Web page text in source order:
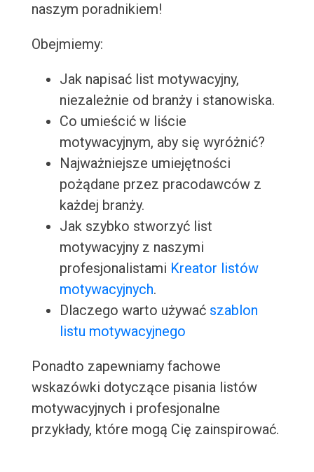
naszym poradnikiem!
Obejmiemy:
Jak napisać list motywacyjny,
niezależnie od branży i stanowiska.
Co umieścić w liście
motywacyjnym, aby się wyróżnić?
Najważniejsze umiejętności
pożądane przez pracodawców z
każdej branży.
Jak szybko stworzyć list
motywacyjny z naszymi
profesjonalistami Kreator listów
motywacyjnych.
Dlaczego warto używać szablon
listu motywacyjnego
Ponadto zapewniamy fachowe
wskazówki dotyczące pisania listów
motywacyjnych i profesjonalne
przykłady, które mogą Cię zainspirować.